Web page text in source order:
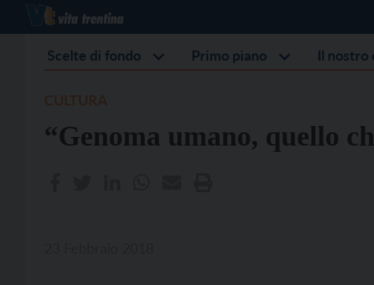
Scelte di fondo Primo piano Il nostro
“Genoma umano, quello